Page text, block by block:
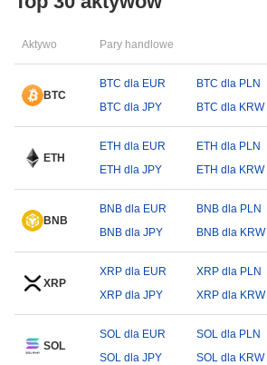
Aktywo Pary handlowe
BTC
BTC dla EUR BTC dla PLN
BTC dla JPY
BTC dla KRW
ETH
ETH dla EUR ETH dla PLN
ETH dla JPY
ETH dla KRW
BNB
BNB dla EUR BNB dla PLN
BNB dla JPY
BNB dla KRW
XRP
XRP dla EUR XRP dla PLN
XRP dla JPY
XRP dla KRW
SOL
SOL dla EUR SOL dla PLN
SOL dla JPY
SOL dla KRW